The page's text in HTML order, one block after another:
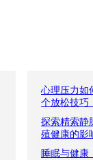
心理压力如
个放松技巧
探索精索静
殖健康的影
睡眠与健康